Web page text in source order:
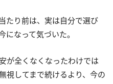
たり前は、実は自分で選び
になって気づいた。
が全くなくなったわけでは
視してまで続けるより、今の